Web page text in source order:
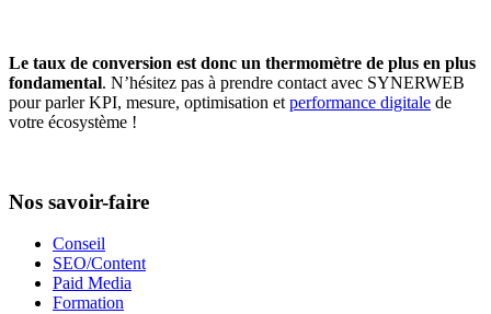
Le taux de conversion est donc un thermomètre de plus en plus
fondamental. N’hésitez pas à prendre contact avec SYNERWEB
pour parler KPI, mesure, optimisation et performance digitale de
votre écosystème !
Nos savoir-faire
Conseil
SEO/Content
Paid Media
Formation